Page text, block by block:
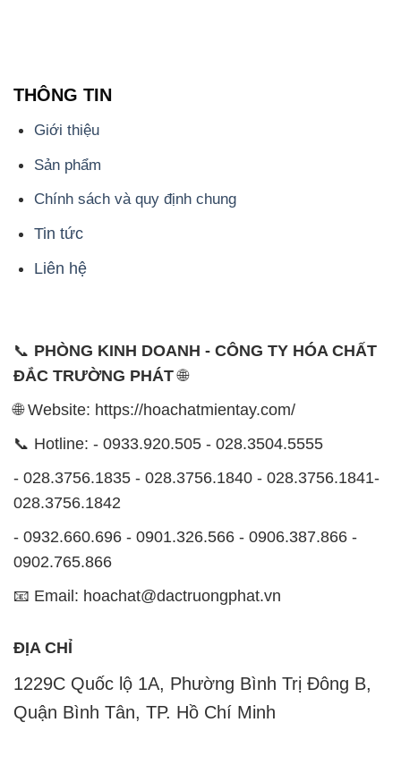
THÔNG TIN
Giới thiệu
Sản phẩm
Chính sách và quy định chung
Tin tức
Liên hệ
📞 PHÒNG KINH DOANH - CÔNG TY HÓA CHẤT
ĐẮC TRƯỜNG PHÁT🌐
🌐 Website: https://hoachatmientay.com/
📞 Hotline: - 0933.920.505 - 028.3504.5555
- 028.3756.1835 - 028.3756.1840 - 028.3756.1841-
028.3756.1842
- 0932.660.696 - 0901.326.566 - 0906.387.866 -
0902.765.866
📧 Email: hoachat@dactruongphat.vn
ĐỊA CHỈ
1229C Quốc lộ 1A, Phường Bình Trị Đông B,
Quận Bình Tân, TP. Hồ Chí Minh